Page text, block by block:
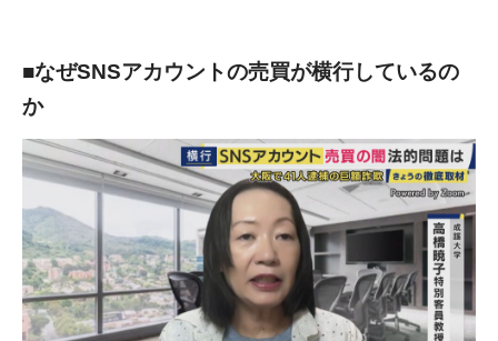
■なぜSNSアカウントの売買が横行しているの
か